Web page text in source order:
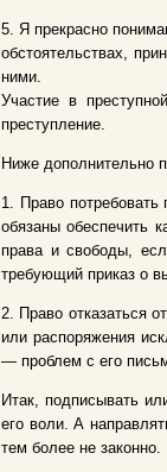
5. Я прекрасно
обстоятельствах,
ними.
Участие в
преступление.
Ниже дополнительно
1. Право
обязаны обеспечить
права и свободы,
требующий приказ о
2. Право отказаться
или распоряжения
— проблем с его
Итак, подписывать
его воли. А
тем более не законно.